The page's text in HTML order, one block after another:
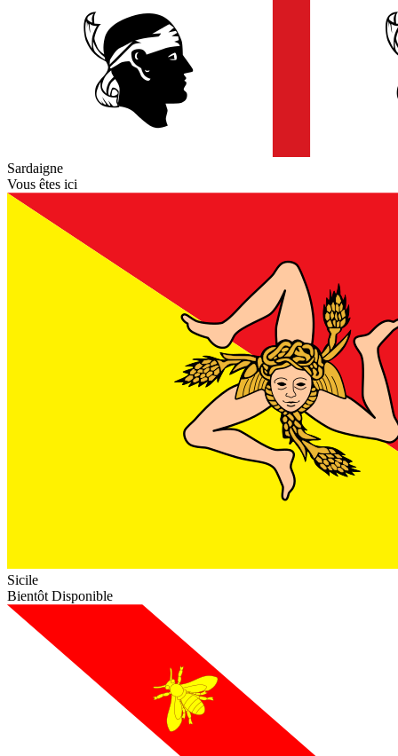
Sardaigne
Vous êtes ici
Sicile
Bientôt Disponible